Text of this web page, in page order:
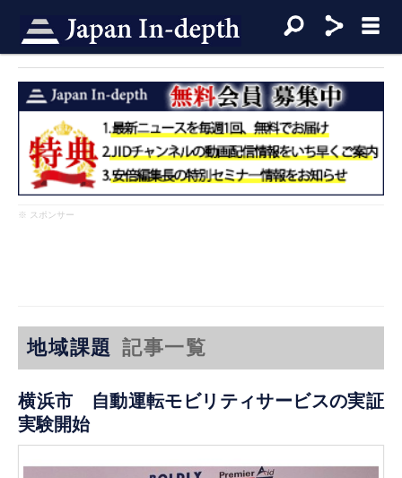
※ スポンサー
地域課題 記事一覧
横浜市 自動運転モビリティサービスの実証
実験開始